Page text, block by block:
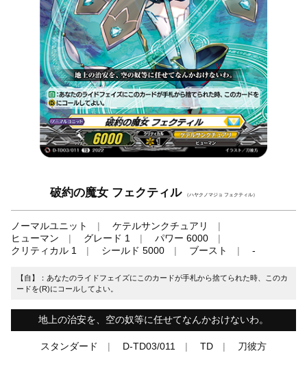
破約の魔女 フェクティル （ハヤクノマジョ フェクティル）
ノーマルユニット
ケテルサンクチュアリ
ヒューマン
グレード 1
パワー 6000
クリティカル 1
シールド 5000 ブースト -
【自】：あなたのライドフェイズにこのカードが手札から捨てられた時、このカ
ードを(R)にコールしてよい。
地上の治安を、空の奴等に任せてなんかおけないわ。
スタンダード D-TD03/011 TD 刀彼方